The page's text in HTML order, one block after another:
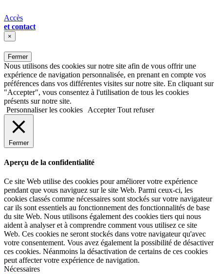
Accès
et contact
×
Fermer
Nous utilisons des cookies sur notre site afin de vous offrir une
expérience de navigation personnalisée, en prenant en compte vos
préférences dans vos différentes visites sur notre site. En cliquant sur
"Accepter", vous consentez à l'utilisation de tous les cookies
présents sur notre site.
Personnaliser les cookies
Accepter Tout refuser
Fermer
Aperçu de la confidentialité
Ce site Web utilise des cookies pour améliorer votre expérience
pendant que vous naviguez sur le site Web. Parmi ceux-ci, les
cookies classés comme nécessaires sont stockés sur votre navigateur
car ils sont essentiels au fonctionnement des fonctionnalités de base
du site Web. Nous utilisons également des cookies tiers qui nous
aident à analyser et à comprendre comment vous utilisez ce site
Web. Ces cookies ne seront stockés dans votre navigateur qu'avec
votre consentement. Vous avez également la possibilité de désactiver
ces cookies. Néanmoins la désactivation de certains de ces cookies
peut affecter votre expérience de navigation.
Nécessaires